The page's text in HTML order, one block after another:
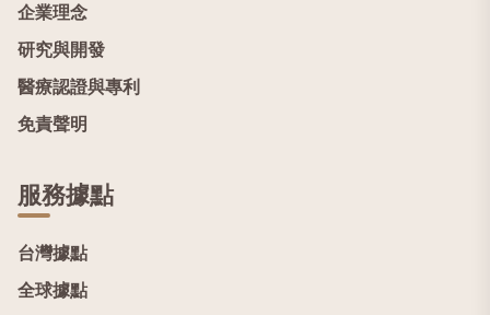
企業理念
研究與開發
醫療認證與專利
免責聲明
服務據點
台灣據點
全球據點